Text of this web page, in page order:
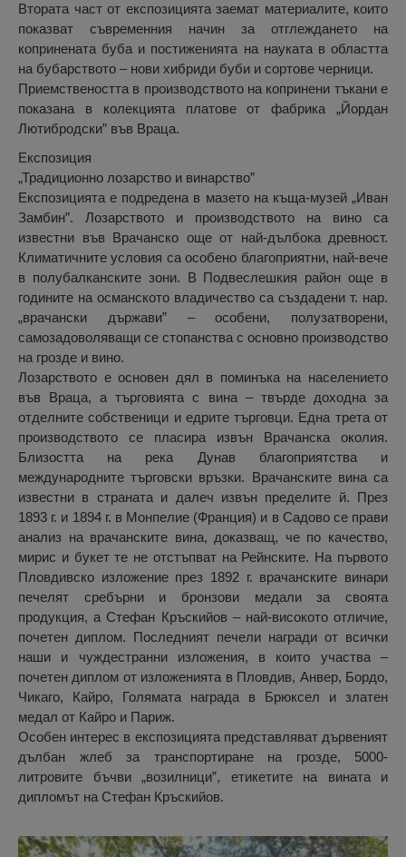
Втората част от експозицията заемат материалите, които
показват съвременния начин за отглеждането на
копринената буба и постиженията на науката в областта
на бубарството – нови хибриди буби и сортове черници.
Приемствеността в производството на копринени тъкани е
показана в колекцията платове от фабрика „Йордан
Лютибродски” във Враца.
Експозиция
„Традиционно лозарство и винарство”
Експозицията е подредена в мазето на къща-музей „Иван
Замбин”. Лозарството и производството на вино са
известни във Врачанско още от най-дълбока древност.
Климатичните условия са особено благоприятни, най-вече
в полубалканските зони. В Подвеслешкия район още в
годините на османското владичество са създадени т. нар.
„врачански държави” – особени, полузатворени,
самозадоволяващи се стопанства с основно производство
на грозде и вино.
Лозарството е основен дял в поминъка на населението
във Враца, а търговията с вина – твърде доходна за
отделните собственици и едрите търговци. Една трета от
производството се пласира извън Врачанска околия.
Близостта на река Дунав благоприятства и
международните търговски връзки. Врачанските вина са
известни в страната и далеч извън пределите й. През
1893 г. и 1894 г. в Монпелие (Франция) и в Садово се прави
анализ на врачанските вина, доказващ, че по качество,
мирис и букет те не отстъпват на Рейнските. На първото
Пловдивско изложение през 1892 г. врачанските винари
печелят сребърни и бронзови медали за своята
продукция, а Стефан Кръскийов – най-високото отличие,
почетен диплом. Последният печели награди от всички
наши и чуждестранни изложения, в които участва –
почетен диплом от изложенията в Пловдив, Анвер, Бордо,
Чикаго, Кайро, Голямата награда в Брюксел и златен
медал от Кайро и Париж.
Особен интерес в експозицията представляват дървеният
дълбан жлеб за транспортиране на грозде, 5000-
литровите бъчви „возилници”, етикетите на вината и
дипломът на Стефан Кръскийов.